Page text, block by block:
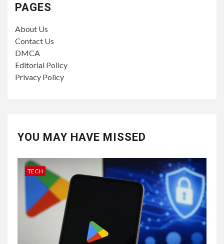
PAGES
About Us
Contact Us
DMCA
Editorial Policy
Privacy Policy
YOU MAY HAVE MISSED
TECH